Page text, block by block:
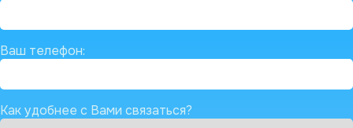
Ваш телефон:
Как удобнее с Вами связаться?